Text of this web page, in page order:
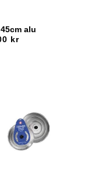
alu
kr